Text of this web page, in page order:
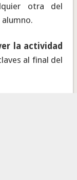
otra del
la actividad
al final del